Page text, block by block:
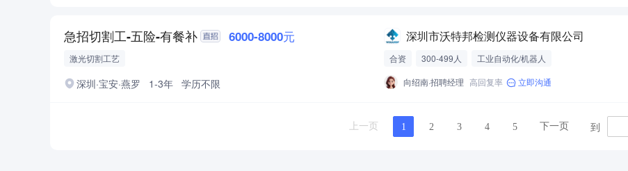
急招切割工-五险-有餐补 6000-8000元
激光切割工艺
深圳·宝安·燕罗 1-3年 学历不限
深圳市沃特邦检测仪器设备有限公司
合资 300-499人
工业自动化/机器人
向绍南·招聘经理 高回复率 立即沟通
上一页 1 2 3 4 5 下一页 到